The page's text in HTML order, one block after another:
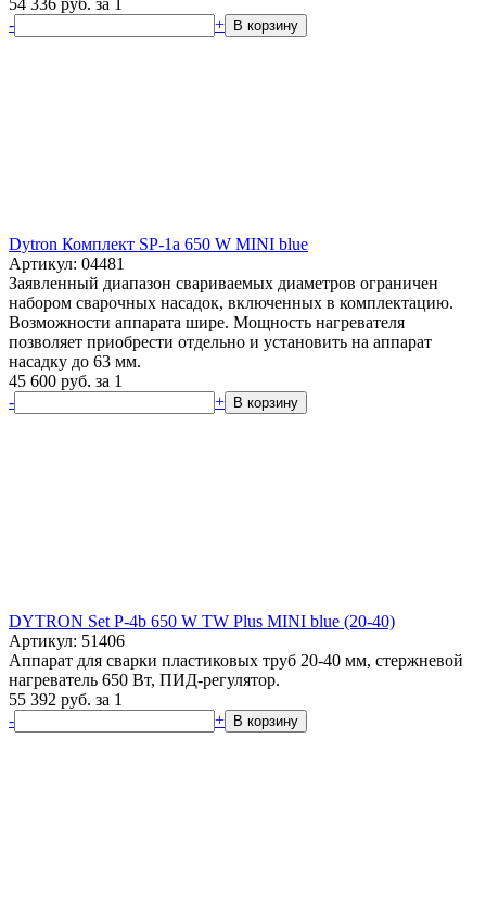
-
+ В корзину
Dytron Комплект SP-1a 650 W MINI blue
Артикул: 04481
Заявленный диапазон свариваемых диаметров ограничен
набором сварочных насадок, включенных в комплектацию.
Возможности аппарата шире. Мощность нагревателя
позволяет приобрести отдельно и установить на аппарат
насадку до 63 мм.
45 600 руб. за 1
-
+ В корзину
DYTRON Set P-4b 650 W TW Plus MINI blue (20-40)
Артикул: 51406
Аппарат для сварки пластиковых труб 20-40 мм, стержневой
нагреватель 650 Вт, ПИД-регулятор.
55 392 руб. за 1
-
+ В корзину